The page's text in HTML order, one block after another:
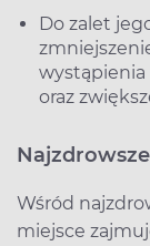
Do zalet
oraz
Wśród
miejsce